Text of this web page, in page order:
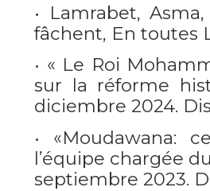
• Lamrabet,
fâchent, En toutes
• « Le Roi
sur la réforme
diciembre 2024.
• «Moudawana:
l’équipe chargée
septiembre 2023.